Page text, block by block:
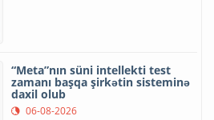
“Meta”nın süni intellekti test
zamanı başqa şirkətin sisteminə
daxil olub
06-08-2026